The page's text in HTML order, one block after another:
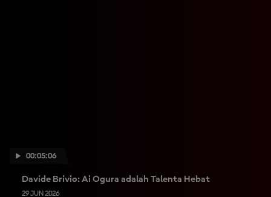
00:05:06
Davide Brivio: Ai Ogura adalah Talenta Hebat
29 JUN 2026